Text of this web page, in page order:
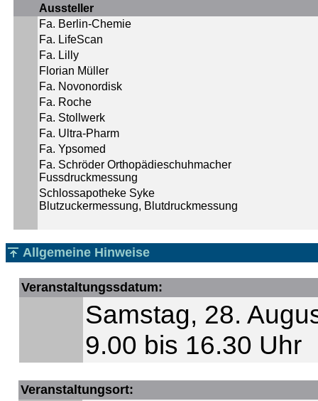
Aussteller
Fa. Berlin-Chemie
Fa. LifeScan
Fa. Lilly
Florian Müller
Fa. Novonordisk
Fa. Roche
Fa. Stollwerk
Fa. Ultra-Pharm
Fa. Ypsomed
Fa. Schröder Orthopädieschuhmacher
Fussdruckmessung
Schlossapotheke Syke
Blutzuckermessung, Blutdruckmessung
Allgemeine Hinweise
Veranstaltungssdatum:
Samstag, 28.
9.00 bis 16.30 Uhr
Veranstaltungsort: